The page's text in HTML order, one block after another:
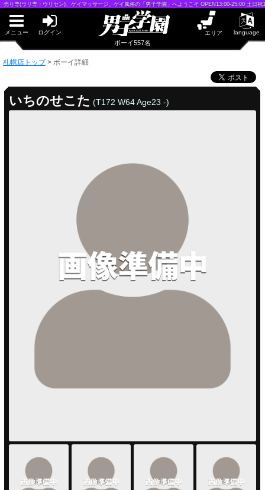
専(ウリ専・ウリセン)、ゲイマッサージ、ゲイ風俗の「男子学園」へようこそ OPEN13:00-25:00 土日祝
メニュー ログイン エリア language
ボーイ557名
サテライト大宮
PUA立川
PUA四日市
PUA津
×閉じる
PUA和歌山
PUA奈良
PUA加古川
PUA鹿児島
×閉じる
札幌店トップ> ボーイ詳細
いちのせこた (T172 W64 Age23 -)